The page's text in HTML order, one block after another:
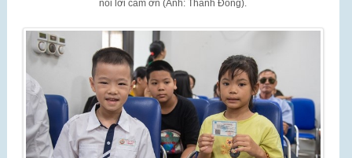
nói lời cảm ơn (Ảnh: Thành Đông).